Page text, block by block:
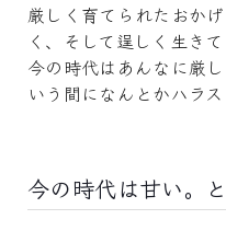
厳しく育てられたおか
く、そして逞しく生きて
今の時代はあんなに厳
いう間になんとかハラ
今の時代は甘い。